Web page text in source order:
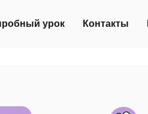
урок Контакты